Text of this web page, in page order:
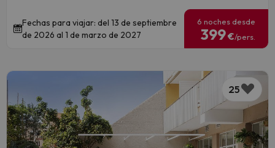
Fechas para viajar: del 13 de septiembre
de 2026 al 1 de marzo de 2027
6 noches desde
399€/pers.
25